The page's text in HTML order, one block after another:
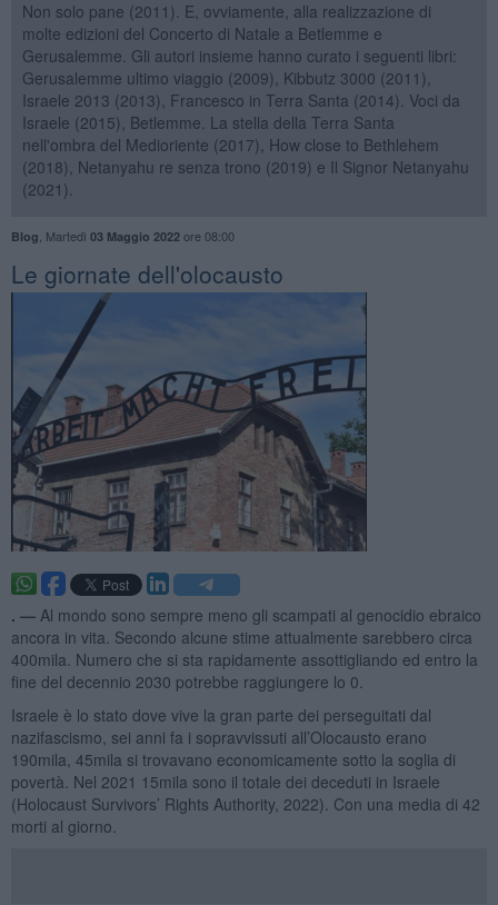
Non solo pane (2011). E, ovviamente, alla realizzazione di
molte edizioni del Concerto di Natale a Betlemme e
Gerusalemme. Gli autori insieme hanno curato i seguenti libri:
Gerusalemme ultimo viaggio (2009), Kibbutz 3000 (2011),
Israele 2013 (2013), Francesco in Terra Santa (2014). Voci da
Israele (2015), Betlemme. La stella della Terra Santa
nell'ombra del Medioriente (2017), How close to Bethlehem
(2018), Netanyahu re senza trono (2019) e Il Signor Netanyahu
(2021).
Blog Martedì 03 Maggio 2022ore 08:00
Le giornate dell'olocausto
. — Al mondo sono sempre meno gli scampati al genocidio ebraico
ancora in vita. Secondo alcune stime attualmente sarebbero circa
400mila. Numero che si sta rapidamente assottigliando ed entro la
fine del decennio 2030 potrebbe raggiungere lo 0.
Israele è lo stato dove vive la gran parte dei perseguitati dal
nazifascismo, sei anni fa i sopravvissuti all’Olocausto erano
190mila, 45mila si trovavano economicamente sotto la soglia di
povertà. Nel 2021 15mila sono il totale dei deceduti in Israele
(Holocaust Survivors’ Rights Authority, 2022). Con una media di 42
morti al giorno.